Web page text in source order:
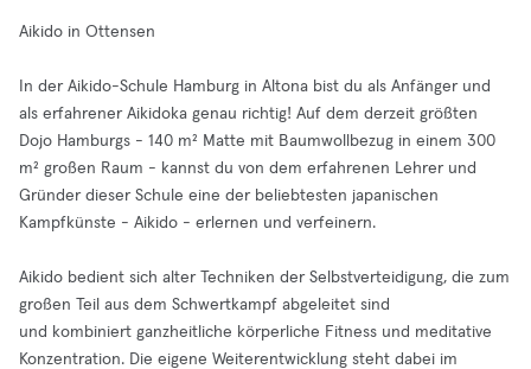
Aikido in Ottensen
In der Aikido-Schule Hamburg in Altona bist du als Anfänger und
als erfahrener Aikidoka genau richtig! Auf dem derzeit größten
Dojo Hamburgs - 140 m² Matte mit Baumwollbezug in einem 300
m² großen Raum - kannst du von dem erfahrenen Lehrer und
Gründer dieser Schule eine der beliebtesten japanischen
Kampfkünste - Aikido - erlernen und verfeinern.
Aikido bedient sich alter Techniken der Selbstverteidigung, die zum
großen Teil aus dem Schwertkampf abgeleitet sind
und kombiniert ganzheitliche körperliche Fitness und meditative
Konzentration. Die eigene Weiterentwicklung steht dabei im